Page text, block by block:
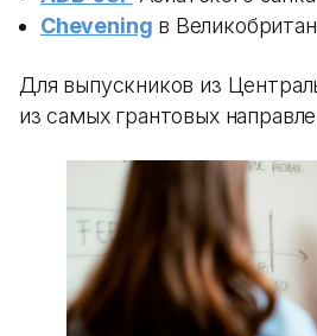
Chevening в
Для выпускников из
из самых грантовых